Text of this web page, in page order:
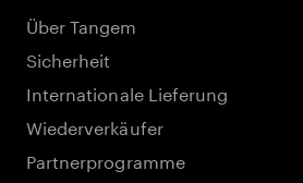
Über Tangem
Sicherheit
Internationale Lieferung
Wiederverkäufer
Partnerprogramme